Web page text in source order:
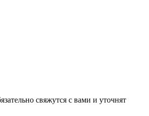
свяжутся с вами и уточнят